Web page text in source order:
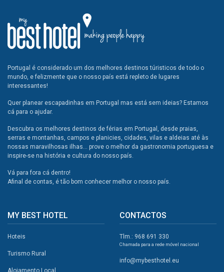
Portugal é considerado um dos melhores destinos túristicos de todo o
mundo, e felizmente que o nosso país está repleto de lugares
interessantes!
Quer planear escapadinhas em Portugal mas está sem ideias? Estamos
cá para o ajudar.
Descubra os melhores destinos de férias em Portugal, desde praias,
serras e montanhas, campos e planicies, cidades, vilas e aldeias até às
nossas maravilhosas ilhas... prove o melhor da gastronomia portuguesa e
inspire-se na história e cultura do nosso país.
Vá para fora cá dentro!
Afinal de contas, é tão bom conhecer melhor o nosso país.
MY BEST HOTEL
Hoteis
Turismo Rural
Alojamento Local
CONTACTOS
Tlm.: 968 691 330
Chamada para a rede móvel nacional
info@mybesthotel.eu